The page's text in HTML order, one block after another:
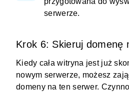
serwerze.
Krok 6: Skieruj domenę
Kiedy cała witryna jest już
nowym serwerze, możesz
domeny na ten serwer.